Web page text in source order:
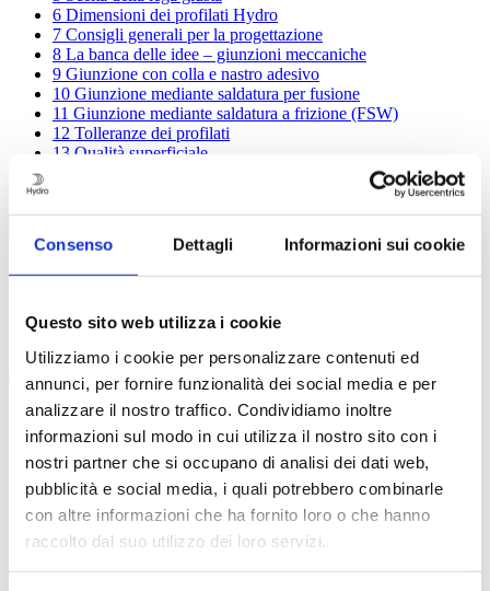
Consenso Dettagli Informazioni sui cookie
Questo sito web utilizza i cookie
Utilizziamo i cookie per personalizzare contenuti ed
annunci, per fornire funzionalità dei social media e per
analizzare il nostro traffico. Condividiamo inoltre
informazioni sul modo in cui utilizza il nostro sito con i
nostri partner che si occupano di analisi dei dati web,
pubblicità e social media, i quali potrebbero combinarle
con altre informazioni che ha fornito loro o che hanno
raccolto dal suo utilizzo dei loro servizi.
6 Dimensioni dei profilati Hydro
7 Consigli generali per la progettazione
8 La banca delle idee – giunzioni meccaniche
9 Giunzione con colla e nastro adesivo
10 Giunzione mediante saldatura per fusione
11 Giunzione mediante saldatura a frizione (FSW)
12 Tolleranze dei profilati
13 Qualità superficiale
16Corrosione
17.1
In che modo il progettista può influenzare i costi?
17.2In che modo il responsabile acquisti può
19Calcoli strutturali
1L’alluminio, i profilati e Hydro
2Alluminio e sostenibilità
3 EcoDesign con i profilati in alluminio
4 Principi dell’estrusione
5Scelta della lega giusta
6Dimensioni dei profilati Hydro
Consigli generali per la progettazione
8 La banca delle idee – giunzioni meccaniche
9Giunzione con colla e nastro adesivo